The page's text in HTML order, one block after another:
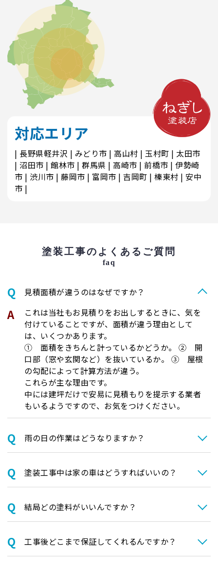
対応エリア
長野県軽井沢 みどり市 高山村 玉村町
太田市
沼田市
館林市 群馬県 高崎市 前橋市
伊勢崎
市
渋川市 藤岡市 富岡市 吉岡町 榛東村
安中
市
塗装工事のよくあるご質問
faq
⾒積⾯積が違うのはなぜですか？
これは当社もお見積りをお出しするときに、気を
付けていることですが、面積が違う理由として
は、いくつかあります。
① 面積をきちんと計っているかどうか。 ② 開
口部（窓や玄関など）を抜いているか。 ③ 屋根
の勾配によって計算方法が違う。
これらが主な理由です。
中には建坪だけで安易に見積もりを提示する業者
もいるようですので、お気をつけください。
⾬の日の作業はどうなりますか？
塗装⼯事中は家の⾞はどうすればいいの？
結局どの塗料がいいんですか？
⼯事後どこまで保証してくれるんですか？